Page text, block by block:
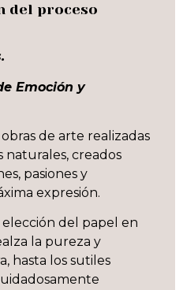
del proceso
Emoción y
de arte realizadas
naturales, creados
pasiones y
expresión.
del papel en
la pureza y
hasta los sutiles